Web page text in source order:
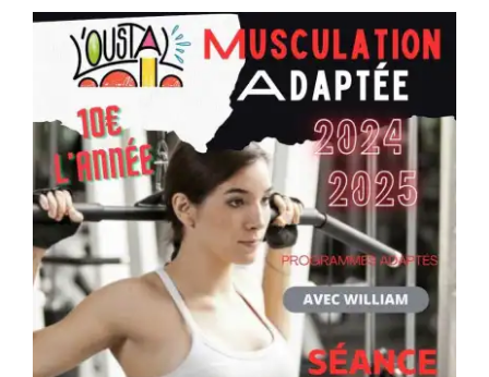
Séniors, Vie locale
Contacts